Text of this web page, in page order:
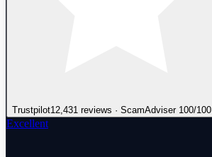
Trustpilot12,431 reviews · ScamAdviser 100/100
Excellent